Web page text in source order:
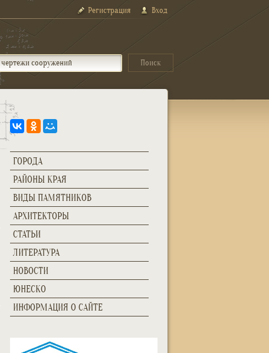
Регистрация Вход
ГОРОДА
РАЙОНЫ КРАЯ
ВИДЫ ПАМЯТНИКОВ
АРХИТЕКТОРЫ
СТАТЬИ
ЛИТЕРАТУРА
НОВОСТИ
ЮНЕСКО
ИНФОРМАЦИЯ О САЙТЕ